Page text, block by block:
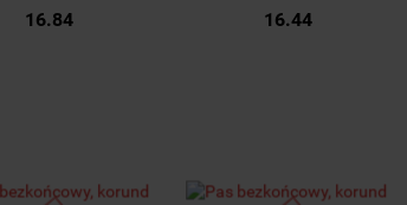
16.84
16.44